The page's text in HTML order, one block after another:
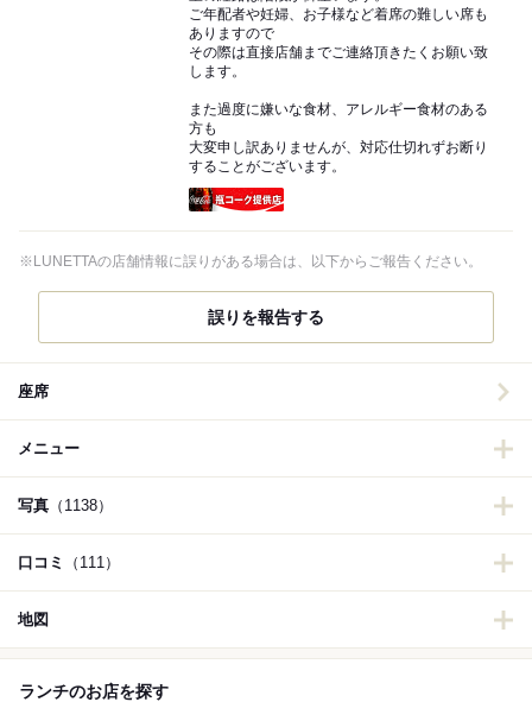
ご年配者や妊婦、お子様など着席の難しい席も
ありますので
その際は直接店舗までご連絡頂きたくお願い致
します。
また過度に嫌いな食材、アレルギー食材のある
方も
大変申し訳ありませんが、対応仕切れずお断り
することがございます。
※LUNETTAの店舗情報に誤りがある場合は、以下からご報告ください。
誤りを報告する
座席
メニュー
写真 （1138）
口コミ （111）
地図
ランチのお店を探す